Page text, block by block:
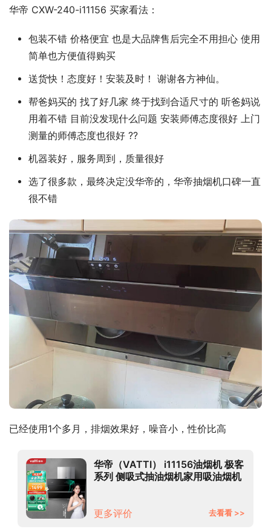
华帝 CXW-240-i11156 买家看法：
包装不错 价格便宜 也是大品牌售后完全不用担心 使用
简单也方便值得购买
送货快！态度好！安装及时！ 谢谢各方神仙。
帮爸妈买的 找了好几家 终于找到合适尺寸的 听爸妈说
用着不错 目前没发现什么问题 安装师傅态度很好 上门
测量的师傅态度也很好 ??
机器装好，服务周到，质量很好
选了很多款，最终决定没华帝的，华帝抽烟机口碑一直
很不错
已经使用1个多月，排烟效果好，噪音小，性价比高
华帝（VATTI） i11156油烟机 极客
系列 侧吸式抽油烟机家用吸油烟机
更多评价 去看看 >>